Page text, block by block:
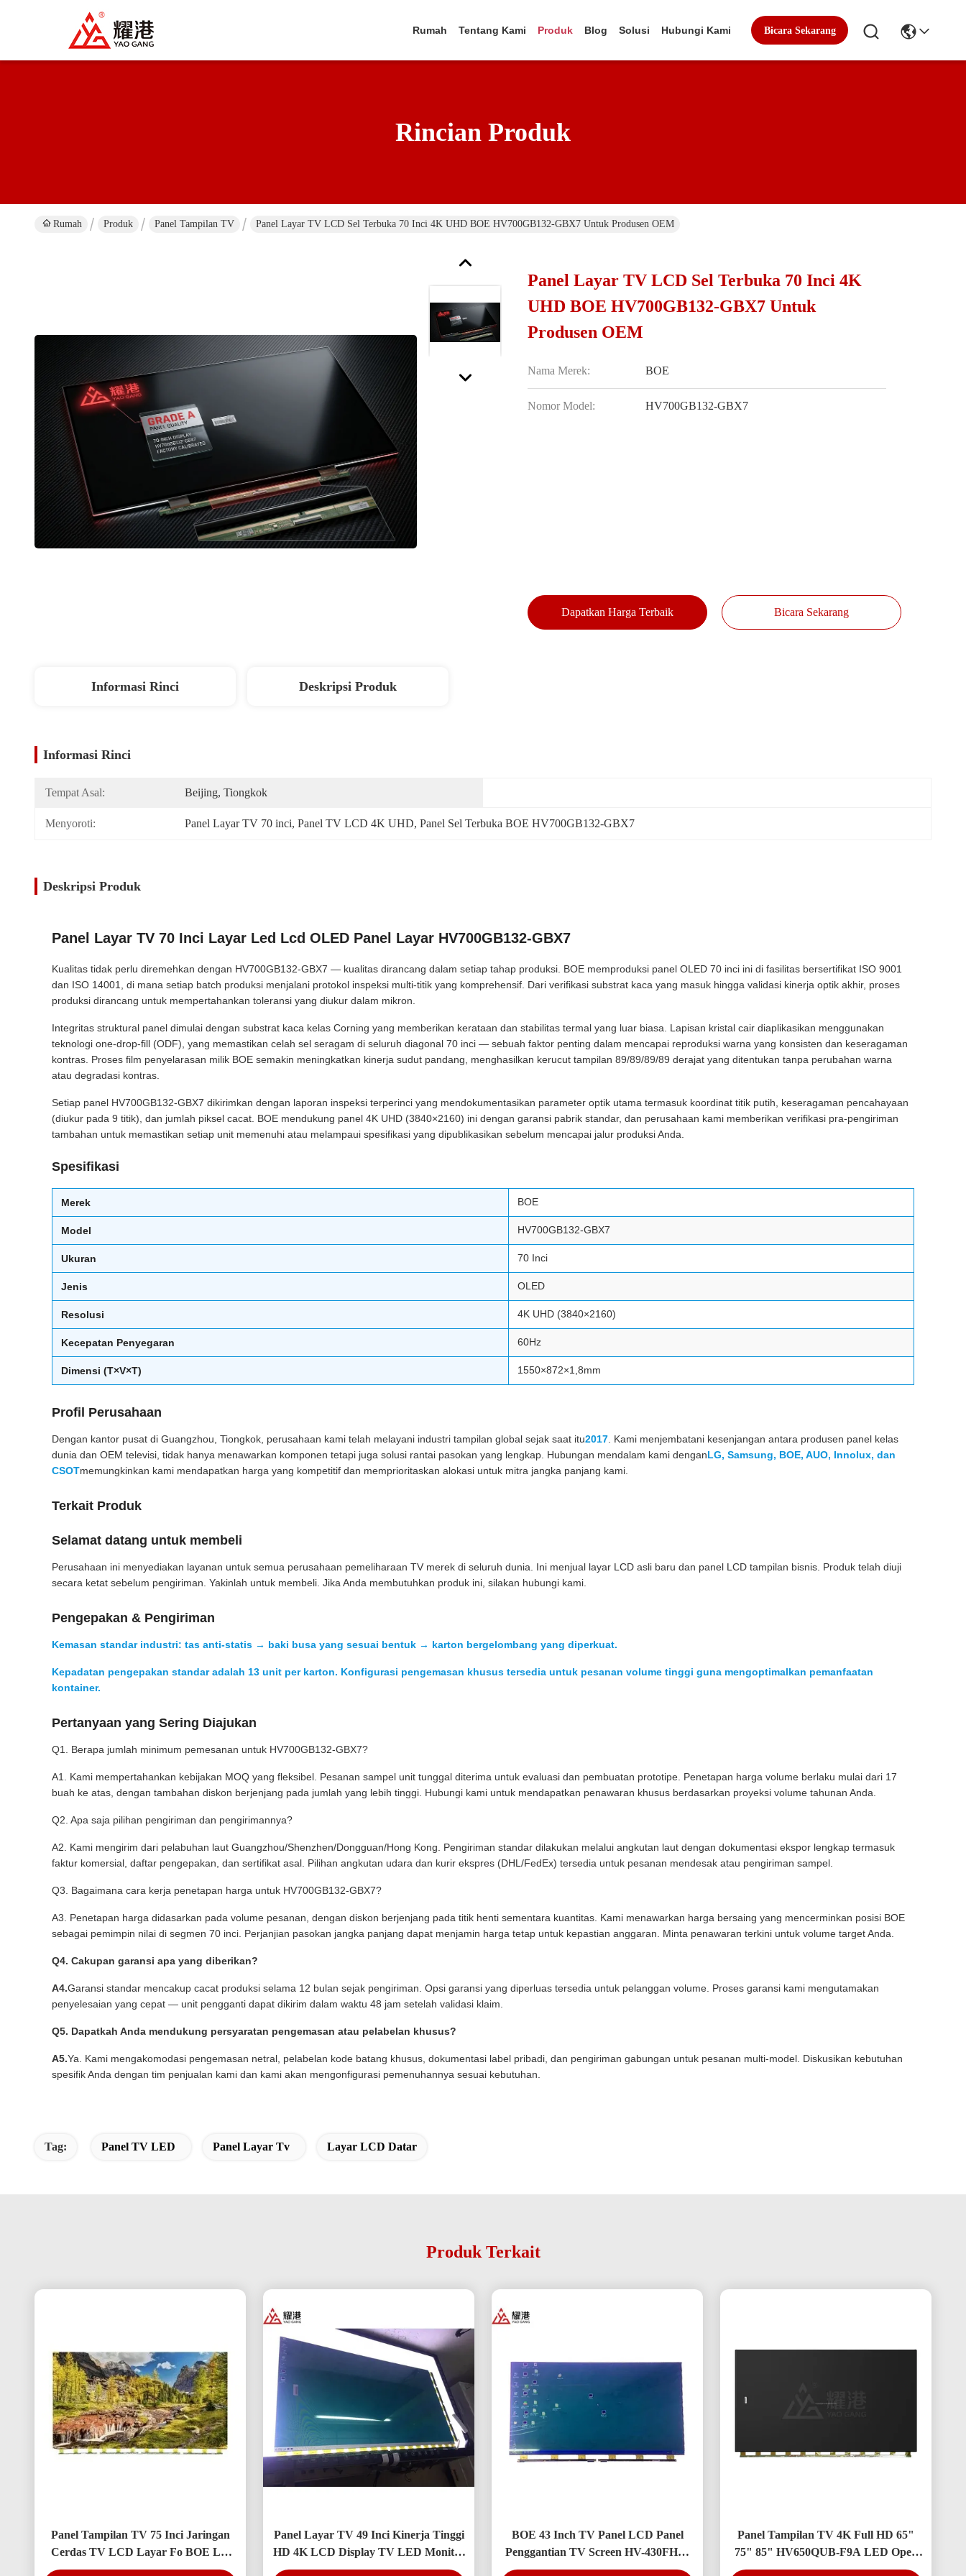
Rumah Tentang Kami Produk Blog Solusi Hubungi Kami Bicara Sekarang
Rincian Produk
Rumah Produk Panel Tampilan TV Panel Layar TV LCD Sel Terbuka 70 Inci 4K UHD BOE HV700GB132-GBX7 Untuk Produsen OEM
Panel Layar TV LCD Sel Terbuka 70 Inci 4K
UHD BOE HV700GB132-GBX7 Untuk
Produsen OEM
Nama Merek: BOE
Nomor Model: HV700GB132-GBX7
Dapatkan Harga Terbaik Bicara Sekarang
Informasi Rinci Deskripsi Produk
Informasi Rinci
Tempat Asal: Beijing, Tiongkok
Menyoroti: Panel Layar TV 70 inci, Panel TV LCD 4K UHD, Panel Sel Terbuka BOE HV700GB132-GBX7
Deskripsi Produk
Panel Layar TV 70 Inci Layar Led Lcd OLED Panel Layar HV700GB132-GBX7
Kualitas tidak perlu diremehkan dengan HV700GB132-GBX7 — kualitas dirancang dalam setiap tahap produksi. BOE memproduksi panel OLED 70 inci ini di fasilitas bersertifikat ISO 9001
dan ISO 14001, di mana setiap batch produksi menjalani protokol inspeksi multi-titik yang komprehensif. Dari verifikasi substrat kaca yang masuk hingga validasi kinerja optik akhir, proses
produksi dirancang untuk mempertahankan toleransi yang diukur dalam mikron.
Integritas struktural panel dimulai dengan substrat kaca kelas Corning yang memberikan kerataan dan stabilitas termal yang luar biasa. Lapisan kristal cair diaplikasikan menggunakan
teknologi one-drop-fill (ODF), yang memastikan celah sel seragam di seluruh diagonal 70 inci — sebuah faktor penting dalam mencapai reproduksi warna yang konsisten dan keseragaman
kontras. Proses film penyelarasan milik BOE semakin meningkatkan kinerja sudut pandang, menghasilkan kerucut tampilan 89/89/89/89 derajat yang ditentukan tanpa perubahan warna
atau degradasi kontras.
Setiap panel HV700GB132-GBX7 dikirimkan dengan laporan inspeksi terperinci yang mendokumentasikan parameter optik utama termasuk koordinat titik putih, keseragaman pencahayaan
(diukur pada 9 titik), dan jumlah piksel cacat. BOE mendukung panel 4K UHD (3840×2160) ini dengan garansi pabrik standar, dan perusahaan kami memberikan verifikasi pra-pengiriman
tambahan untuk memastikan setiap unit memenuhi atau melampaui spesifikasi yang dipublikasikan sebelum mencapai jalur produksi Anda.
Spesifikasi
Merek BOE
Model HV700GB132-GBX7
Ukuran 70 Inci
Jenis OLED
Resolusi 4K UHD (3840×2160)
Kecepatan Penyegaran 60Hz
Dimensi (T×V×T) 1550×872×1,8mm
Profil Perusahaan
Dengan kantor pusat di Guangzhou, Tiongkok, perusahaan kami telah melayani industri tampilan global sejak saat itu2017 . Kami menjembatani kesenjangan antara produsen panel kelas
dunia dan OEM televisi, tidak hanya menawarkan komponen tetapi juga solusi rantai pasokan yang lengkap. Hubungan mendalam kami denganLG, Samsung, BOE, AUO, Innolux, dan
CSOTmemungkinkan kami mendapatkan harga yang kompetitif dan memprioritaskan alokasi untuk mitra jangka panjang kami.
Terkait Produk
Selamat datang untuk membeli
Perusahaan ini menyediakan layanan untuk semua perusahaan pemeliharaan TV merek di seluruh dunia. Ini menjual layar LCD asli baru dan panel LCD tampilan bisnis. Produk telah diuji
secara ketat sebelum pengiriman. Yakinlah untuk membeli. Jika Anda membutuhkan produk ini, silakan hubungi kami.
Pengepakan & Pengiriman
Kemasan standar industri: tas anti-statis → baki busa yang sesuai bentuk → karton bergelombang yang diperkuat.
Kepadatan pengepakan standar adalah 13 unit per karton. Konfigurasi pengemasan khusus tersedia untuk pesanan volume tinggi guna mengoptimalkan pemanfaatan
kontainer.
Pertanyaan yang Sering Diajukan
Q1. Berapa jumlah minimum pemesanan untuk HV700GB132-GBX7?
A1. Kami mempertahankan kebijakan MOQ yang fleksibel. Pesanan sampel unit tunggal diterima untuk evaluasi dan pembuatan prototipe. Penetapan harga volume berlaku mulai dari 17
buah ke atas, dengan tambahan diskon berjenjang pada jumlah yang lebih tinggi. Hubungi kami untuk mendapatkan penawaran khusus berdasarkan proyeksi volume tahunan Anda.
Q2. Apa saja pilihan pengiriman dan pengirimannya?
A2. Kami mengirim dari pelabuhan laut Guangzhou/Shenzhen/Dongguan/Hong Kong. Pengiriman standar dilakukan melalui angkutan laut dengan dokumentasi ekspor lengkap termasuk
faktur komersial, daftar pengepakan, dan sertifikat asal. Pilihan angkutan udara dan kurir ekspres (DHL/FedEx) tersedia untuk pesanan mendesak atau pengiriman sampel.
Q3. Bagaimana cara kerja penetapan harga untuk HV700GB132-GBX7?
A3. Penetapan harga didasarkan pada volume pesanan, dengan diskon berjenjang pada titik henti sementara kuantitas. Kami menawarkan harga bersaing yang mencerminkan posisi BOE
sebagai pemimpin nilai di segmen 70 inci. Perjanjian pasokan jangka panjang dapat menjamin harga tetap untuk kepastian anggaran. Minta penawaran terkini untuk volume target Anda.
Q4. Cakupan garansi apa yang diberikan?
A4.Garansi standar mencakup cacat produksi selama 12 bulan sejak pengiriman. Opsi garansi yang diperluas tersedia untuk pelanggan volume. Proses garansi kami mengutamakan
penyelesaian yang cepat — unit pengganti dapat dikirim dalam waktu 48 jam setelah validasi klaim.
Q5. Dapatkah Anda mendukung persyaratan pengemasan atau pelabelan khusus?
A5.Ya. Kami mengakomodasi pengemasan netral, pelabelan kode batang khusus, dokumentasi label pribadi, dan pengiriman gabungan untuk pesanan multi-model. Diskusikan kebutuhan
spesifik Anda dengan tim penjualan kami dan kami akan mengonfigurasi pemenuhannya sesuai kebutuhan.
Tag: Panel TV LED Panel Layar Tv Layar LCD Datar
Produk Terkait
Panel Tampilan TV 75 Inci Jaringan
Cerdas TV LCD Layar Fo BOE LG
Hisense Pengganti Layar
Panel Layar TV 49 Inci Kinerja Tinggi
HD 4K LCD Display TV LED Monitor
DV490FHB-NV0
BOE 43 Inch TV Panel LCD Panel
Penggantian TV Screen HV-430FHB-
N10
Panel Tampilan TV 4K Full HD 65"
75" 85" HV650QUB-F9A LED Open
Cell